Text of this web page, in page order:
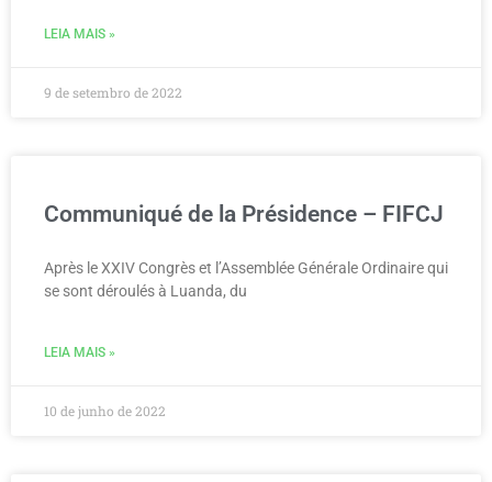
LEIA MAIS »
9 de setembro de 2022
Communiqué de la Présidence – FIFCJ
Après le XXIV Congrès et l’Assemblée Générale Ordinaire qui
se sont déroulés à Luanda, du
LEIA MAIS »
10 de junho de 2022